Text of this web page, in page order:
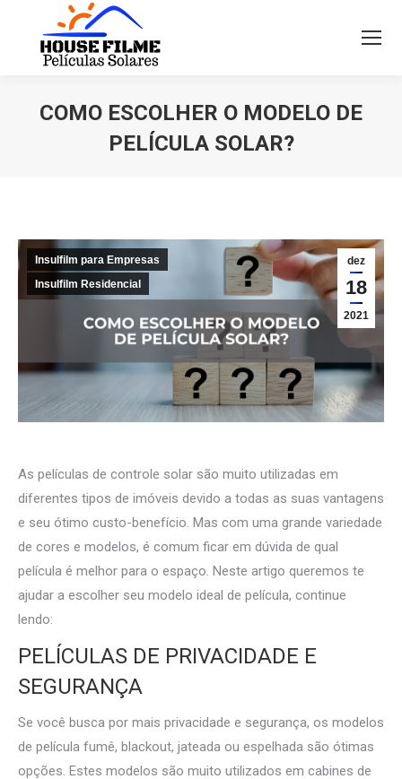
COMO ESCOLHER O MODELO DE
PELÍCULA SOLAR?
dez
18
2021
Insulfilm para Empresas
Insulfilm Residencial
As películas de controle solar são muito utilizadas em
diferentes tipos de imóveis devido a todas as suas vantagens
e seu ótimo custo-benefício. Mas com uma grande variedade
de cores e modelos, é comum ficar em dúvida de qual
película é melhor para o espaço. Neste artigo queremos te
ajudar a escolher seu modelo ideal de película, continue
lendo:
PELÍCULAS DE PRIVACIDADE E
SEGURANÇA
Se você busca por mais privacidade e segurança, os modelos
de película fumê, blackout, jateada ou espelhada são ótimas
opções. Estes modelos são muito utilizados em cabines de